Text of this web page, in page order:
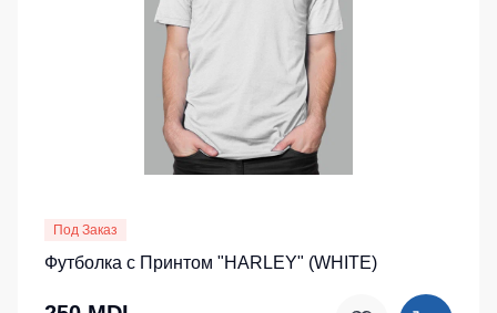
Под Заказ
Футболка с Принтом "HARLEY" (WHITE)